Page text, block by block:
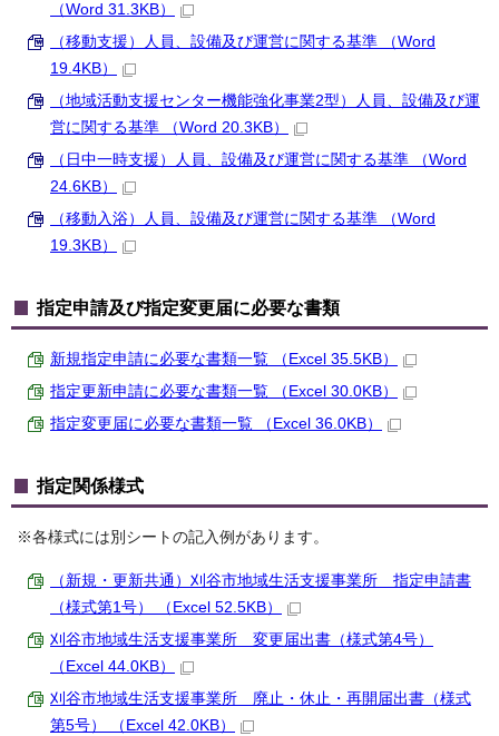
（Word 31.3KB）
（移動支援）人員、設備及び運営に関する基準 （Word
19.4KB）
（地域活動支援センター機能強化事業2型）人員、設備及び運
営に関する基準 （Word 20.3KB）
（日中一時支援）人員、設備及び運営に関する基準 （Word
24.6KB）
（移動入浴）人員、設備及び運営に関する基準 （Word
19.3KB）
指定申請及び指定変更届に必要な書類
新規指定申請に必要な書類一覧 （Excel 35.5KB）
指定更新申請に必要な書類一覧 （Excel 30.0KB）
指定変更届に必要な書類一覧 （Excel 36.0KB）
指定関係様式
※各様式には別シートの記入例があります。
（新規・更新共通）刈谷市地域生活支援事業所 指定申請書
（様式第1号） （Excel 52.5KB）
刈谷市地域生活支援事業所 変更届出書（様式第4号）
（Excel 44.0KB）
刈谷市地域生活支援事業所 廃止・休止・再開届出書（様式
第5号） （Excel 42.0KB）